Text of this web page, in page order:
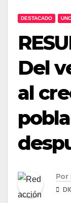
DESTACADO
Del
al
Por